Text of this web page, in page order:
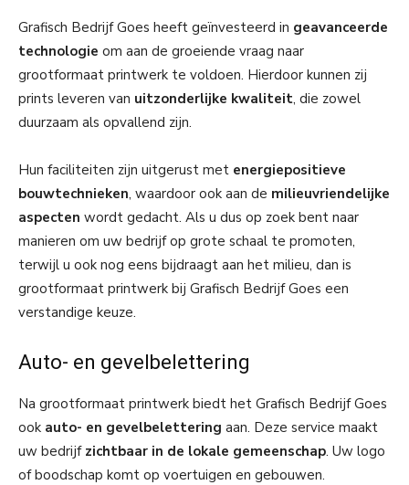
Grafisch Bedrijf Goes heeft geïnvesteerd in geavanceerde
technologie om aan de groeiende vraag naar
grootformaat printwerk te voldoen. Hierdoor kunnen zij
prints leveren van uitzonderlijke kwaliteit, die zowel
duurzaam als opvallend zijn.
Hun faciliteiten zijn uitgerust met energiepositieve
bouwtechnieken, waardoor ook aan de milieuvriendelijke
aspecten wordt gedacht. Als u dus op zoek bent naar
manieren om uw bedrijf op grote schaal te promoten,
terwijl u ook nog eens bijdraagt aan het milieu, dan is
grootformaat printwerk bij Grafisch Bedrijf Goes een
verstandige keuze.
Auto- en gevelbelettering
Na grootformaat printwerk biedt het Grafisch Bedrijf Goes
ook auto- en gevelbelettering aan. Deze service maakt
uw bedrijf zichtbaar in de lokale gemeenschap. Uw logo
of boodschap komt op voertuigen en gebouwen.